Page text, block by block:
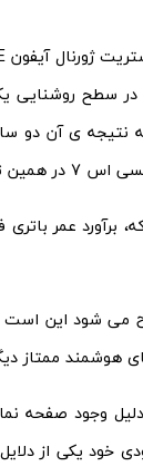
تست است.
هوشمند ممتاز
خود یکی از